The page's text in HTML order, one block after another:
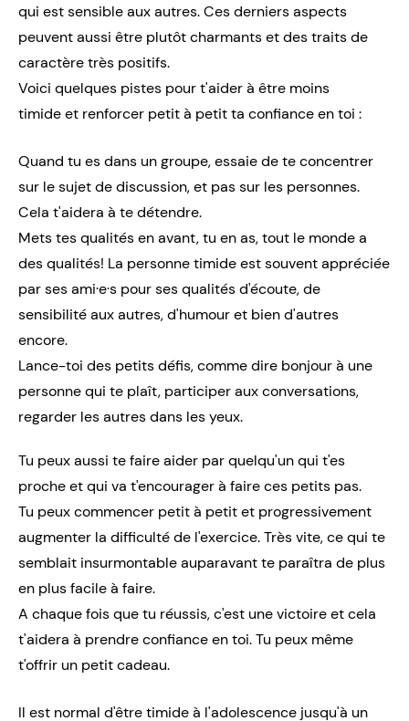
qui est sensible aux autres. Ces derniers aspects
peuvent aussi être plutôt charmants et des traits de
caractère très positifs.
Voici quelques pistes pour t'aider à être moins
timide et renforcer petit à petit ta confiance en toi :
Quand tu es dans un groupe, essaie de te concentrer
sur le sujet de discussion, et pas sur les personnes.
Cela t'aidera à te détendre.
Mets tes qualités en avant, tu en as, tout le monde a
des qualités! La personne timide est souvent appréciée
par ses ami·e·s pour ses qualités d'écoute, de
sensibilité aux autres, d'humour et bien d'autres
encore.
Lance-toi des petits défis, comme dire bonjour à une
personne qui te plaît, participer aux conversations,
regarder les autres dans les yeux.
Tu peux aussi te faire aider par quelqu'un qui t'es
proche et qui va t'encourager à faire ces petits pas.
Tu peux commencer petit à petit et progressivement
augmenter la difficulté de l'exercice. Très vite, ce qui te
semblait insurmontable auparavant te paraîtra de plus
en plus facile à faire.
A chaque fois que tu réussis, c'est une victoire et cela
t'aidera à prendre confiance en toi. Tu peux même
t'offrir un petit cadeau.
Il est normal d'être timide à l'adolescence jusqu'à un